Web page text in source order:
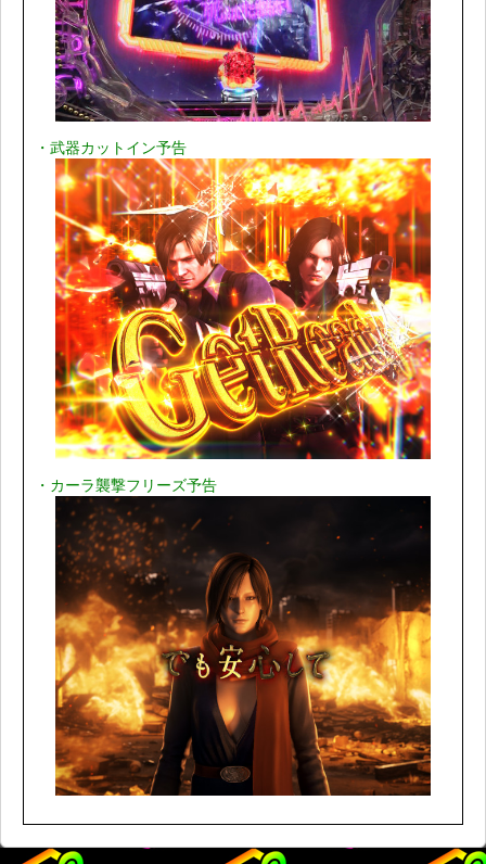
・武器カットイン予告
・カーラ襲撃フリーズ予告